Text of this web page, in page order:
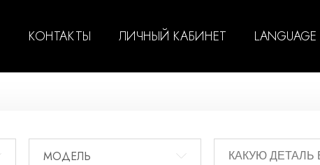
КОНТАКТЫ ЛИЧНЫЙ КАБИНЕТ LANGUAGE
МОДЕЛЬ